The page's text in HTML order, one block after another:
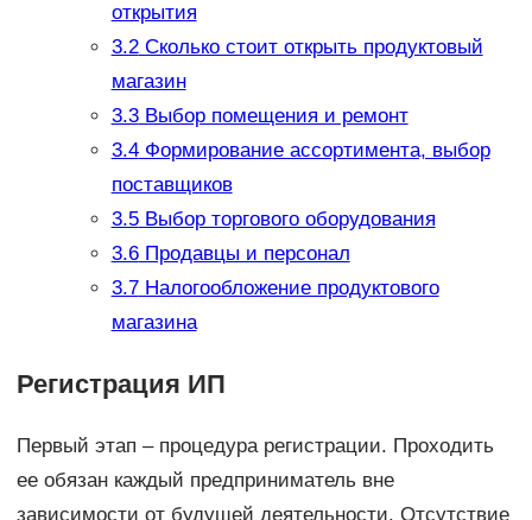
открытия
3.2Сколько стоит открыть продуктовый
магазин
3.3Выбор помещения и ремонт
3.4Формирование ассортимента, выбор
поставщиков
3.5Выбор торгового оборудования
3.6Продавцы и персонал
3.7Налогообложение продуктового
магазина
Регистрация ИП
Первый этап – процедура регистрации. Проходить
ее обязан каждый предприниматель вне
зависимости от будущей деятельности. Отсутствие